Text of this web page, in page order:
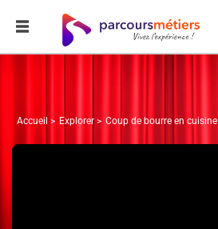
Accueil Explorer Coup de bourre en cuisine